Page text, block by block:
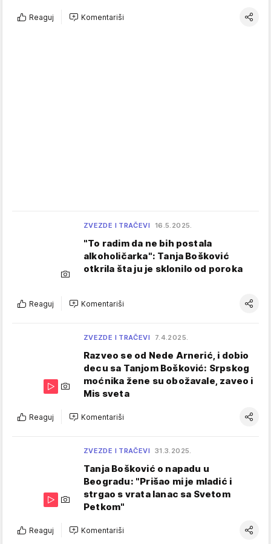
Reaguj Komentariši
ZVEZDE I TRAČEVI 16.5.2025.
"To radim da ne bih postala
alkoholičarka": Tanja Bošković
otkrila šta ju je sklonilo od poroka
Reaguj Komentariši
ZVEZDE I TRAČEVI 7.4.2025.
Razveo se od Nede Arnerić, i dobio
decu sa Tanjom Bošković: Srpskog
moćnika žene su obožavale, zaveo i
Mis sveta
Reaguj Komentariši
ZVEZDE I TRAČEVI 31.3.2025.
Tanja Bošković o napadu u
Beogradu: "Prišao mi je mladić i
strgao s vrata lanac sa Svetom
Petkom"
Reaguj Komentariši